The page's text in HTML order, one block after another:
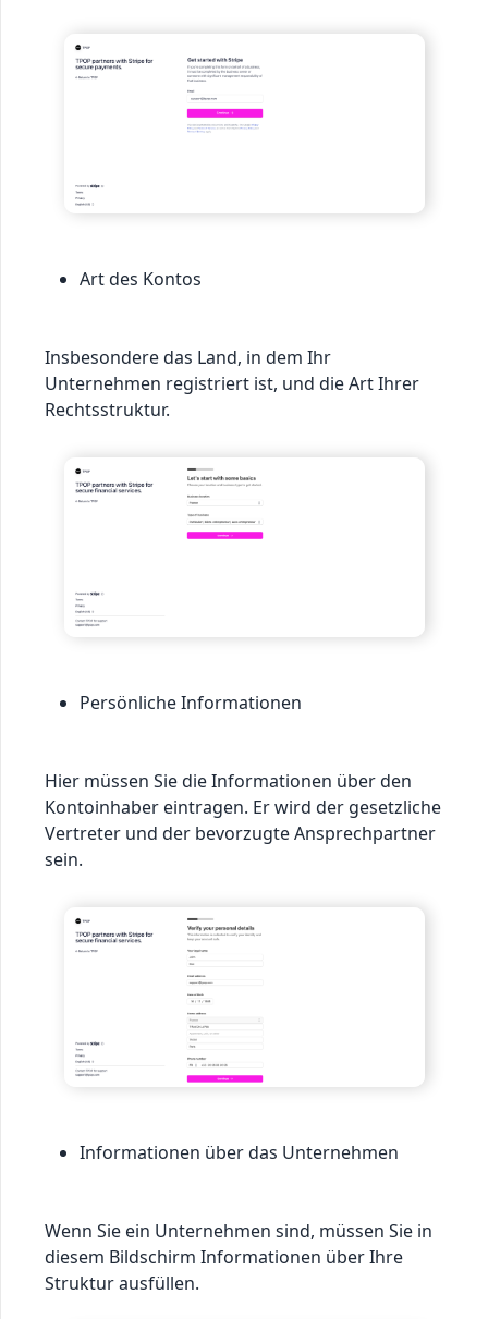
Art des Kontos
Insbesondere das Land, in dem Ihr
Unternehmen registriert ist, und die Art Ihrer
Rechtsstruktur.
Persönliche Informationen
Hier müssen Sie die Informationen über den
Kontoinhaber eintragen. Er wird der gesetzliche
Vertreter und der bevorzugte Ansprechpartner
sein.
Informationen über das Unternehmen
Wenn Sie ein Unternehmen sind, müssen Sie in
diesem Bildschirm Informationen über Ihre
Struktur ausfüllen.